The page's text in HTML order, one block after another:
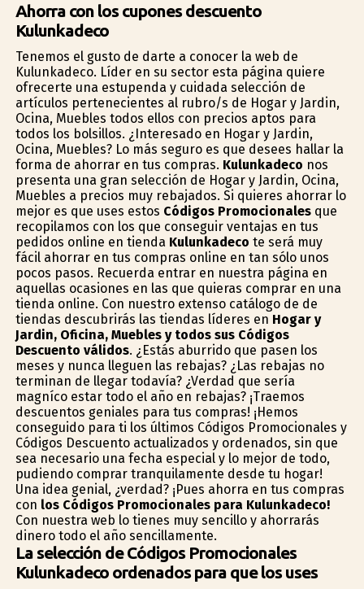
Ahorra con los cupones descuento
Kulunkadeco
Tenemos el gusto de darte a conocer la web de
Kulunkadeco. Líder en su sector esta página quiere
ofrecerte una estupenda y cuidada selección de
artículos pertenecientes al rubro/s de Hogar y Jardin,
Oficina, Muebles todos ellos con precios aptos para
todos los bolsillos. ¿Interesado en Hogar y Jardin,
Oficina, Muebles? Lo más seguro es que desees hallar la
forma de ahorrar en tus compras. Kulunkadeco nos
presenta una gran selección de Hogar y Jardin, Oficina,
Muebles a precios muy rebajados. Si quieres ahorrar lo
mejor es que uses estos Códigos Promocionalesque
recopilamos con los que conseguir ventajas en tus
pedidos online en tienda Kulunkadeco te será muy
fácil ahorrar en tus compras online en tan sólo unos
pocos pasos. Recuerda entrar en nuestra página en
aquellas ocasiones en las que quieras comprar en una
tienda online. Con nuestro extenso catálogo de de
tiendas descubrirás las tiendas líderes en Hogar y
Jardin, Oficina, Muebles y todos sus Códigos
Descuento válidos. ¿Estás aburrido que pasen los
meses y nunca lleguen las rebajas? ¿Las rebajas no
terminan de llegar todavía? ¿Verdad que sería
magnífico estar todo el año en rebajas? ¡Traemos
descuentos geniales para tus compras! ¡Hemos
conseguido para ti los últimos Códigos Promocionales y
Códigos Descuento actualizados y ordenados, sin que
sea necesario una fecha especial y lo mejor de todo,
pudiendo comprar tranquilamente desde tu hogar!
Una idea genial, ¿verdad? ¡Pues ahorra en tus compras
con los Códigos Promocionales para Kulunkadeco!
Con nuestra web lo tienes muy sencillo y ahorrarás
dinero todo el año sencillamente.
La selección de Códigos Promocionales
Kulunkadeco ordenados para que los uses